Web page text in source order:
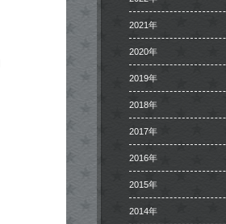
2021年
2020年
2019年
2018年
2017年
2016年
2015年
2014年